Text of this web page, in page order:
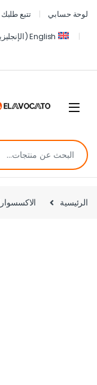
لوحة حسابي تتبع طلبك
English
(
الرئيسية